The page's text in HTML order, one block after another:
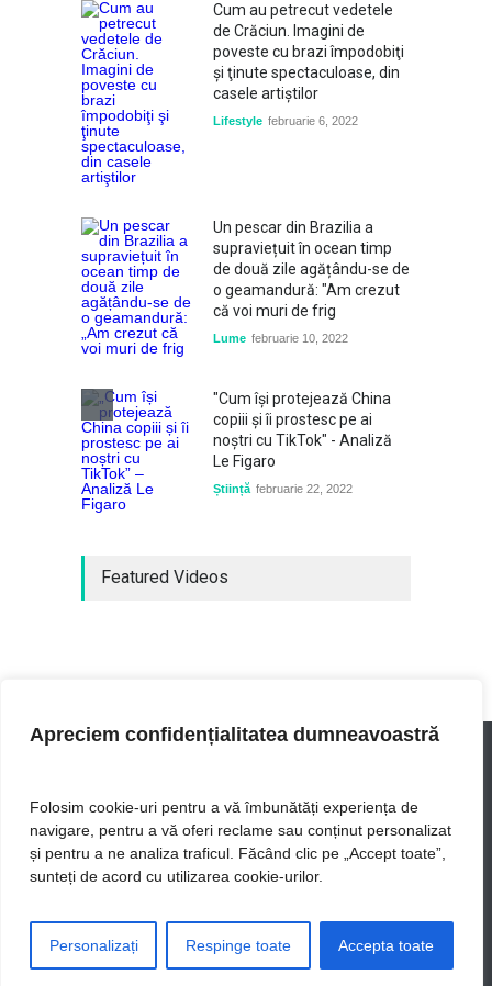
Apreciem confidențialitatea dumneavoastră
Folosim cookie-uri pentru a vă îmbunătăți experiența de
navigare, pentru a vă oferi reclame sau conținut personalizat
și pentru a ne analiza traficul. Făcând clic pe „Accept toate”,
sunteți de acord cu utilizarea cookie-urilor.
Personalizați Respinge toate Accepta toate
Cum au petrecut vedetele
de Crăciun. Imagini de
poveste cu brazi împodobiţi
şi ţinute spectaculoase, din
casele artiştilor
Lifestyle februarie 6, 2022
Un pescar din Brazilia a
supraviețuit în ocean timp
de două zile agățându-se de
o geamandură: "Am crezut
că voi muri de frig
Lume februarie 10, 2022
"Cum își protejează China
copiii și îi prostesc pe ai
noștri cu TikTok" - Analiză
Le Figaro
Știință februarie 22, 2022
Featured Videos
UIB - cele mai actuale stiri
Știință
Confidentialitate